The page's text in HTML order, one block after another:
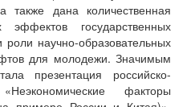
дана количественная
эффектов государственных
научно-образовательных
для молодежи. Значимым
презентация российско-
факторы